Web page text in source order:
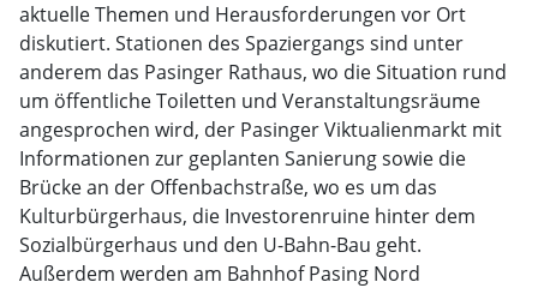
aktuelle Themen und Herausforderungen vor Ort
diskutiert. Stationen des Spaziergangs sind unter
anderem das Pasinger Rathaus, wo die Situation rund
um öffentliche Toiletten und Veranstaltungsräume
angesprochen wird, der Pasinger Viktualienmarkt mit
Informationen zur geplanten Sanierung sowie die
Brücke an der Offenbachstraße, wo es um das
Kulturbürgerhaus, die Investorenruine hinter dem
Sozialbürgerhaus und den U-Bahn-Bau geht.
Außerdem werden am Bahnhof Pasing Nord